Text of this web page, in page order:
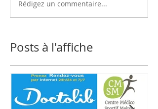
Rédigez un commentaire...
Posts à l'affiche